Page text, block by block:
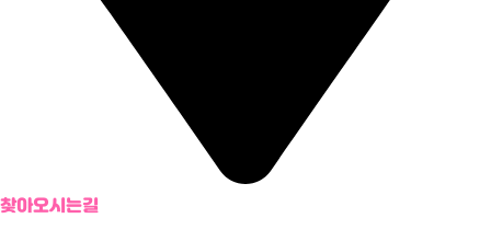
찾아오시는길